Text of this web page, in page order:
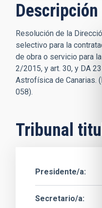
Descripción
Resolución de la
selectivo para la
de obra o servicio para
2/2015, y art. 30, y DA
Astrofísica de Canarias.
058).
Tribunal
Presidente/a
Secretario/a